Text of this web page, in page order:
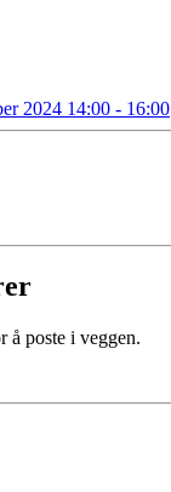
2024 14:00 - 16:00
å poste i veggen.